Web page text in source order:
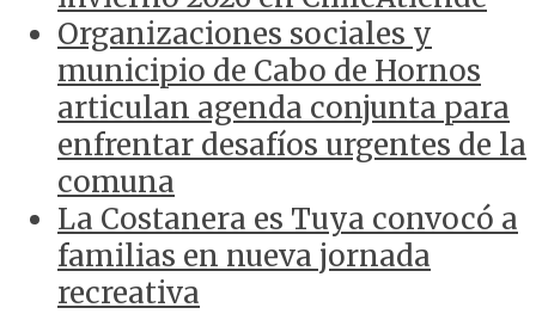
Organizaciones sociales y
municipio de Cabo de Hornos
articulan agenda conjunta para
enfrentar desafíos urgentes de la
comuna
La Costanera es Tuya convocó a
familias en nueva jornada
recreativa